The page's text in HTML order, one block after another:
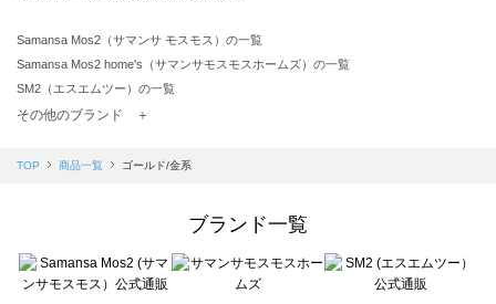
Samansa Mos2（サマンサ モスモス）の一覧
Samansa Mos2 home's（サマンサモスモスホームズ）の一覧
SM2（エスエムツー）の一覧
TSUHARU by Samansa Mos2（ツハルバイサマンサモスモス）の一覧
Samansa Mos2 blue（サマンサモスモス ブルー）の一覧
Te chichi（テチチ）の一覧
Te chichi CLASSIC（テチチ クラシック）の一覧
その他のブランド ＋
TOP 商品一覧 ゴールド/金系
ブランド一覧